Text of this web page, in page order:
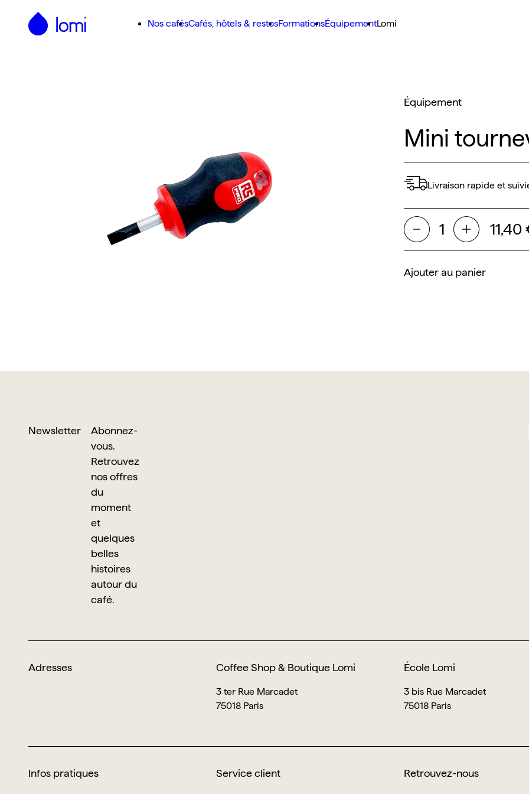
Nos cafésCafés, hôtels & restosFormationsÉquipementLomi
Équipement
Mini
Livraison rapide et
11,40
Ajouter au panier
Newsletter
Abonnez-
vous.
Retrouvez
nos offres
du
moment
et
quelques
belles
histoires
autour du
café.
Adresses Coffee Shop & Boutique Lomi
3 ter Rue Marcadet
75018 Paris
École Lomi
3 bis Rue Marcadet
75018 Paris
Infos pratiques Service client Retrouvez-nous